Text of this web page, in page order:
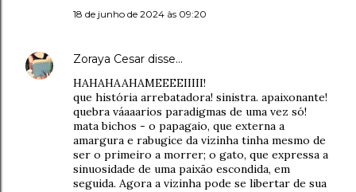
18 de junho de 2024 às 09:20
Zoraya Cesar disse…
HAHAHAAHAMEEEEIIIII!
que história arrebatadora! sinistra. apaixonante!
quebra váaaarios paradigmas de uma vez só!
mata bichos - o papagaio, que externa a
amargura e rabugice da vizinha tinha mesmo de
ser o primeiro a morrer; o gato, que expressa a
sinuosidade de uma paixão escondida, em
seguida. Agora a vizinha pode se libertar de sua